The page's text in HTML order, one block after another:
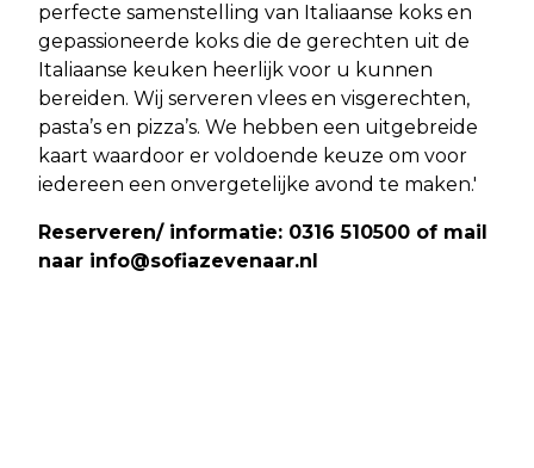
perfecte samenstelling van Italiaanse koks en
gepassioneerde koks die de gerechten uit de
Italiaanse keuken heerlijk voor u kunnen
bereiden. Wij serveren vlees en visgerechten,
pasta’s en pizza’s. We hebben een uitgebreide
kaart waardoor er voldoende keuze om voor
iedereen een onvergetelijke avond te maken.'
Reserveren/ informatie: 0316 510500 of mail
naar info@sofiazevenaar.nl